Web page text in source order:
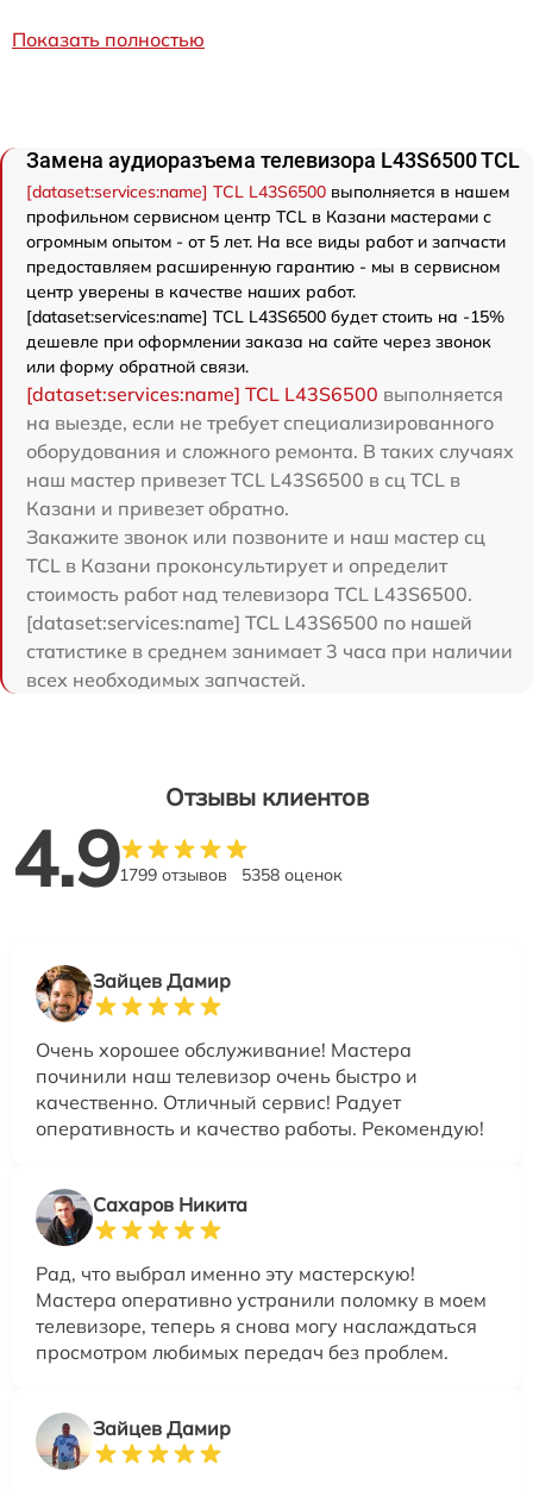
Показать полностью
Замена аудиоразъема телевизора L43S6500 TCL
[dataset:services:name] TCL L43S6500 выполняется в нашем
профильном сервисном центр TCL в Казани мастерами с
огромным опытом - от 5 лет. На все виды работ и запчасти
предоставляем расширенную гарантию - мы в сервисном
центр уверены в качестве наших работ.
[dataset:services:name] TCL L43S6500 будет стоить на -15%
дешевле при оформлении заказа на сайте через звонок
или форму обратной связи.
[dataset:services:name] TCL L43S6500 выполняется
на выезде, если не требует специализированного
оборудования и сложного ремонта. В таких случаях
наш мастер привезет TCL L43S6500 в сц TCL в
Казани и привезет обратно.
Закажите звонок или позвоните и наш мастер сц
TCL в Казани проконсультирует и определит
стоимость работ над телевизора TCL L43S6500.
[dataset:services:name] TCL L43S6500 по нашей
статистике в среднем занимает 3 часа при наличии
всех необходимых запчастей.
Отзывы клиентов
4.91799 отзывов 5358 оценок
Зайцев Дамир
Очень хорошее обслуживание! Мастера
починили наш телевизор очень быстро и
качественно. Отличный сервис! Радует
оперативность и качество работы. Рекомендую!
Сахаров Никита
Рад, что выбрал именно эту мастерскую!
Мастера оперативно устранили поломку в моем
телевизоре, теперь я снова могу наслаждаться
просмотром любимых передач без проблем.
Зайцев Дамир